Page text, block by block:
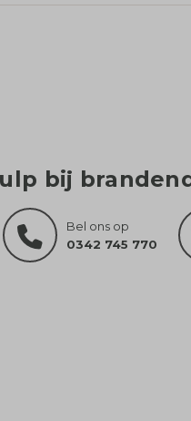
bij
Bel ons op
0342 745 770